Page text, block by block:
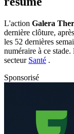
L'action Galera
dernière clôture,
les 52 dernières
numéraire à ce
secteur Santé .
Sponsorisé